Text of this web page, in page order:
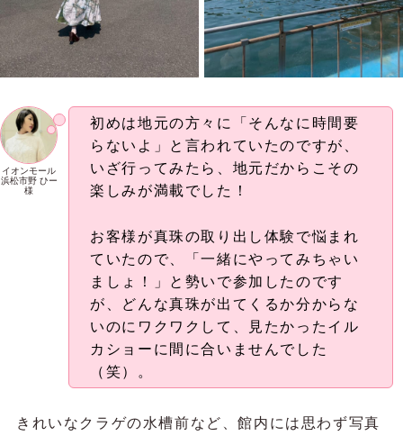
イオンモール
浜松市野 ひー
様
初めは地元の方々に「そんなに時間要
らないよ」と言われていたのですが、
いざ行ってみたら、地元だからこその
楽しみが満載でした！
お客様が真珠の取り出し体験で悩まれ
ていたので、「一緒にやってみちゃい
ましょ！」と勢いで参加したのです
が、どんな真珠が出てくるか分からな
いのにワクワクして、見たかったイル
カショーに間に合いませんでした
（笑）。
きれいなクラゲの水槽前など、館内には思わず写真